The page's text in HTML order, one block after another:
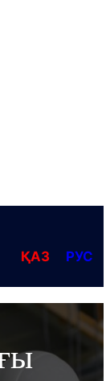
ҚАЗ РУС